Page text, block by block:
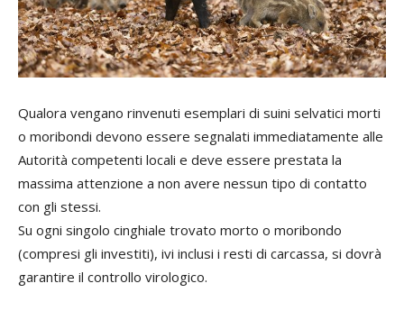
Qualora vengano rinvenuti esemplari di suini selvatici morti
o moribondi devono essere segnalati immediatamente alle
Autorità competenti locali e deve essere prestata la
massima attenzione a non avere nessun tipo di contatto
con gli stessi.
Su ogni singolo cinghiale trovato morto o moribondo
(compresi gli investiti), ivi inclusi i resti di carcassa, si dovrà
garantire il controllo virologico.